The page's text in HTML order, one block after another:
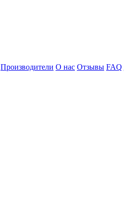
Производители О нас Отзывы FAQ